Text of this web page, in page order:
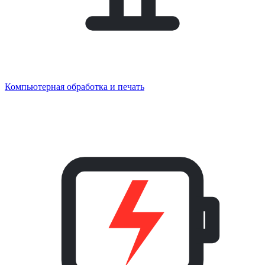
Компьютерная обработка и печать